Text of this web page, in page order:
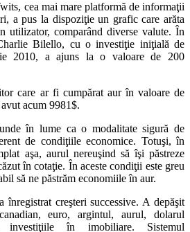
cea mai mare platformă de informaţii
a pus la dispoziţie un grafic care arăta
utilizator, comparând diverse valute. În
Bilello, cu o investiţie iniţială de
2010, a ajuns la o valoare de 200
care ar fi cumpărat aur în valoare de
acum 9981$.
în lume ca o modalitate sigură de
de condiţiile economice. Totuşi, în
aşa, aurul nereuşind să îşi păstreze
în cotaţie. În aceste condiţii este greu
să ne păstrăm economiile în aur.
creşteri successive. A depăşit
euro, argintul, aurul, dolarul
investiţiile în imobiliare. Sistemul